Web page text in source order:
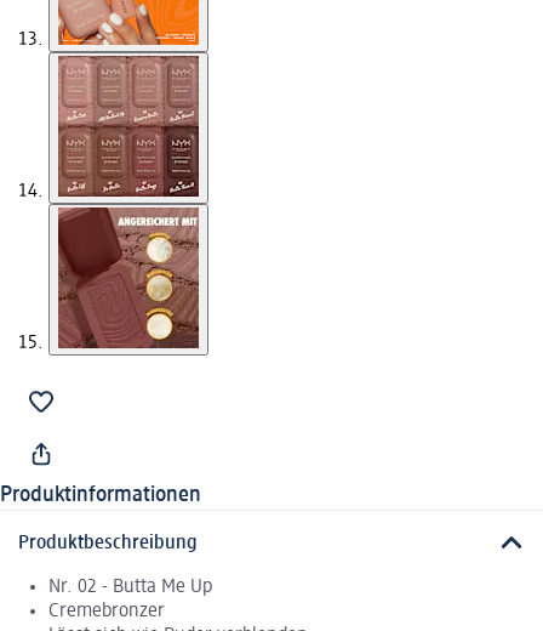
Produktinformationen
Produktbeschreibung
Nr. 02 - Butta Me Up
Cremebronzer